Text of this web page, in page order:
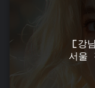
[강
서울